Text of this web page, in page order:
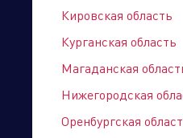
Кировская область
Курганская область
Магаданская
Нижегородская
Оренбургская
Лемана ПРО
г. Барнаул,
+7 (3852) 29-62-90
Лемана ПРО